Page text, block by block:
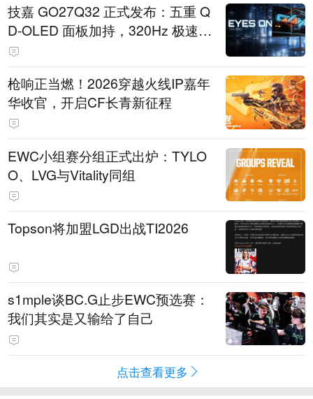
技嘉 GO27Q32 正式发布：五重 Q
D-OLED 面板加持，320Hz 极速与
影院级画面兼得
枪响正当燃！2026穿越火线IP嘉年
华收官，开启CF长青新征程
EWC小组赛分组正式出炉：TYLO
O、LVG与Vitality同组
Topson将加盟LGD出战TI2026
s1mple谈BC.G止步EWC预选赛：
我们其实是又输给了自己
点击查看更多